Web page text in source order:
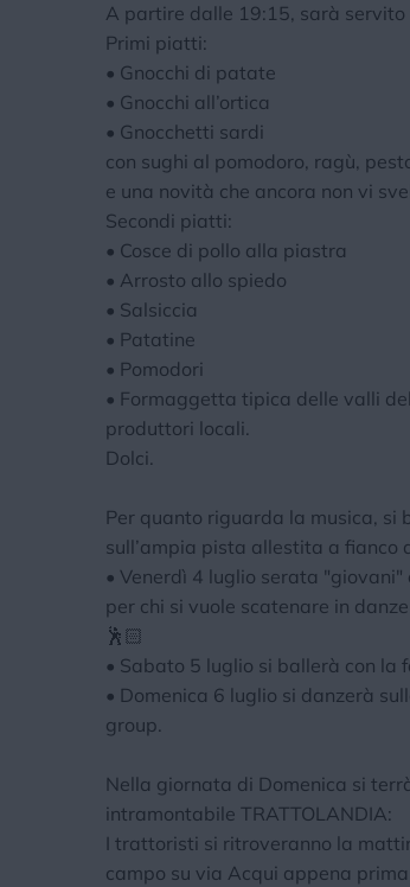
A partire dalle 19:15, sarà servito
Primi piatti:
• Gnocchi di patate
• Gnocchi all’ortica
• Gnocchetti sardi
con sughi al pomodoro, ragù,
e una novità che ancora non vi
Secondi piatti:
• Cosce di pollo alla piastra
• Arrosto allo spiedo
• Salsiccia
• Patatine
• Pomodori
• Formaggetta tipica delle valli
produttori locali.
Dolci.
Per quanto riguarda la musica,
sull’ampia pista allestita a fianco
• Venerdì 4 luglio serata
per chi si vuole scatenare in
🕺🏻
• Sabato 5 luglio si ballerà con la
• Domenica 6 luglio si danzerà
group.
Nella giornata di Domenica si
intramontabile TRATTOLANDIA:
I trattoristi si ritroveranno la
campo su via Acqui appena